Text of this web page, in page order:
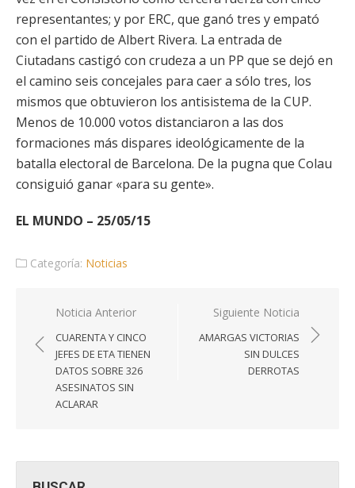
representantes; y por ERC, que ganó tres y empató
con el partido de Albert Rivera. La entrada de
Ciutadans castigó con crudeza a un PP que se dejó en
el camino seis concejales para caer a sólo tres, los
mismos que obtuvieron los antisistema de la CUP.
Menos de 10.000 votos distanciaron a las dos
formaciones más dispares ideológicamente de la
batalla electoral de Barcelona. De la pugna que Colau
consiguió ganar «para su gente».
EL MUNDO – 25/05/15
Categoría: Noticias
Navegación
de
entradas
Noticia Anterior
CUARENTA Y CINCO
JEFES DE ETA TIENEN
DATOS SOBRE 326
ASESINATOS SIN
ACLARAR
Siguiente Noticia
AMARGAS VICTORIAS
SIN DULCES
DERROTAS